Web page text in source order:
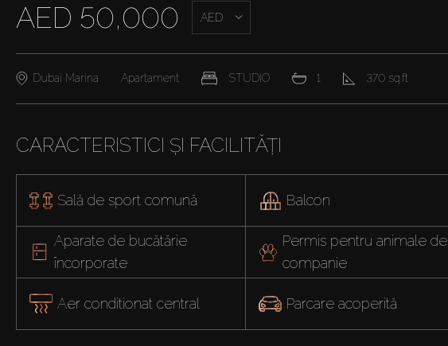
AED 50,000 AED
Dubai Marina Apartament STUDIO 1 370 sq.ft
CARACTERISTICI ȘI FACILITĂȚI
Sală de sport comună Balcon
Aparate de bucătărie
încorporate
Permis pentru animale de
companie
Aer conditionat central Parcare acoperită